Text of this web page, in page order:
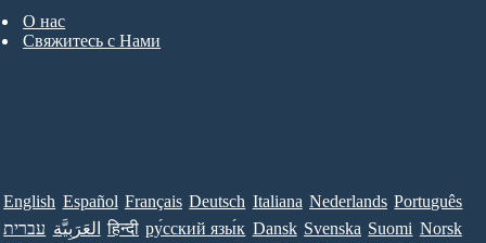
О нас
Свяжитесь с Нами
English Español Français Deutsch Italiana Nederlands Português
עברית العَرَبِيَّة हिन्दी ру́сский язы́к Dansk Svenska Suomi Norsk